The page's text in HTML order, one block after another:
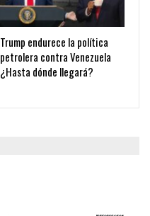
Trump endurece la política
petrolera contra Venezuela
¿Hasta dónde llegará?